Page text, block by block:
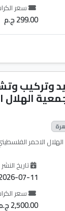
سعر
299.00 ج.م
وتركيب
الهلال
الاحمر
تاريخ النشر
07-11
سعر
2,500.00 ج.م